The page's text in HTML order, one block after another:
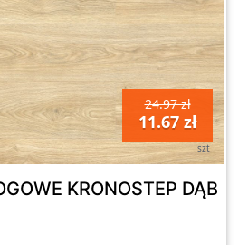
24.97 zł
11.67 zł
szt
KRONOSTEP DĄB